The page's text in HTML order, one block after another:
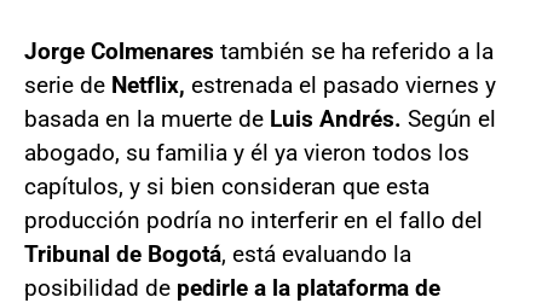
Jorge Colmenares también se ha referido a la
serie de Netflix, estrenada el pasado viernes y
basada en la muerte de Luis Andrés. Según el
abogado, su familia y él ya vieron todos los
capítulos, y si bien consideran que esta
producción podría no interferir en el fallo del
Tribunal de Bogotá, está evaluando la
posibilidad de pedirle a la plataforma de